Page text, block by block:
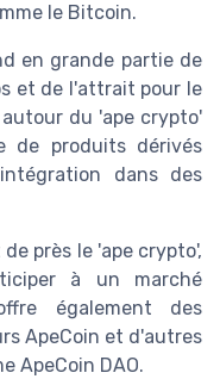
le Bitcoin.
en grande partie de
et de l'attrait pour le
du 'ape crypto'
de produits dérivés
dans des
près le 'ape crypto',
à un marché
également des
ApeCoin et d'autres
ApeCoin DAO.